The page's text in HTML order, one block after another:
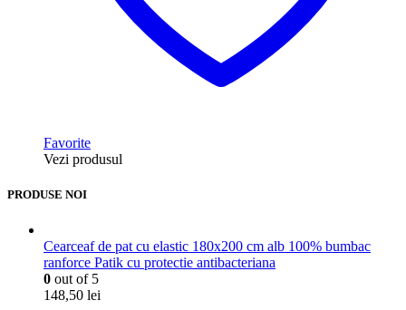
Favorite
Vezi produsul
PRODUSE NOI
Cearceaf de pat cu elastic 180x200 cm alb 100% bumbac
ranforce Patik cu protectie antibacteriana
0 out of 5
148,50 lei